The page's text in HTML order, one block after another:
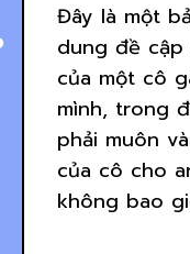
Đây là một
dung đề
của một cô
mình, trong
phải muôn
của cô cho
không bao